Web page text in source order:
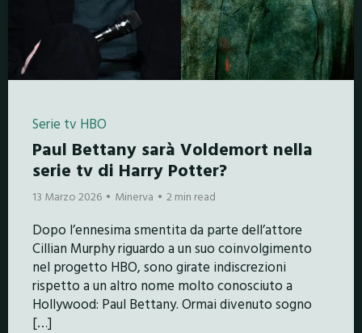
Serie tv HBO
Paul Bettany sarà Voldemort nella
serie tv di Harry Potter?
13 Marzo 2026 Minerva 2 min read
Dopo l’ennesima smentita da parte dell’attore
Cillian Murphy riguardo a un suo coinvolgimento
nel progetto HBO, sono girate indiscrezioni
rispetto a un altro nome molto conosciuto a
Hollywood: Paul Bettany. Ormai divenuto sogno
[…]